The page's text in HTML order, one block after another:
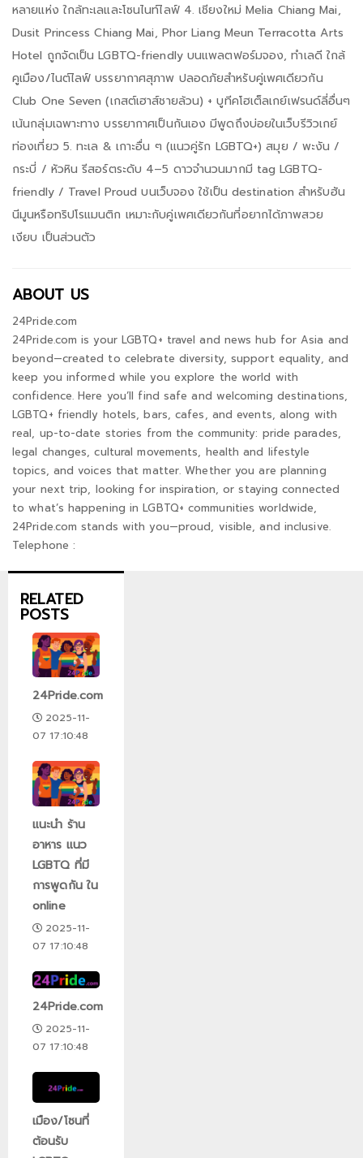
หลายแห่ง ใกล้ทะเลและโซนไนท์ไลฟ์ 4. เชียงใหม่ Melia Chiang Mai,
Dusit Princess Chiang Mai, Phor Liang Meun Terracotta Arts
Hotel ถูกจัดเป็น LGBTQ-friendly บนแพลตฟอร์มจอง, ทำเลดี ใกล้
คูเมือง/ไนต์ไลฟ์ บรรยากาศสุภาพ ปลอดภัยสำหรับคู่เพศเดียวกัน
Club One Seven (เกสต์เฮาส์ชายล้วน) + บูทีคโฮเต็ลเกย์เฟรนด์ลี่อื่นๆ
เน้นกลุ่มเฉพาะทาง บรรยากาศเป็นกันเอง มีพูดถึงบ่อยในเว็บรีวิวเกย์
ท่องเที่ยว 5. ทะเล & เกาะอื่น ๆ (แนวคู่รัก LGBTQ+) สมุย / พะงัน /
กระบี่ / หัวหิน รีสอร์ตระดับ 4–5 ดาวจำนวนมากมี tag LGBTQ-
friendly / Travel Proud บนเว็บจอง ใช้เป็น destination สำหรับฮัน
นีมูนหรือทริปโรแมนติก เหมาะกับคู่เพศเดียวกันที่อยากได้ภาพสวย
เงียบ เป็นส่วนตัว
ABOUT US
24Pride.com
24Pride.com is your LGBTQ+ travel and news hub for Asia and
beyond—created to celebrate diversity, support equality, and
keep you informed while you explore the world with
confidence. Here you’ll find safe and welcoming destinations,
LGBTQ+ friendly hotels, bars, cafes, and events, along with
real, up-to-date stories from the community: pride parades,
legal changes, cultural movements, health and lifestyle
topics, and voices that matter. Whether you are planning
your next trip, looking for inspiration, or staying connected
to what’s happening in LGBTQ+ communities worldwide,
24Pride.com stands with you—proud, visible, and inclusive.
Telephone :
RELATED
POSTS
24Pride.com
2025-11-
07 17:10:48
แนะนำ ร้าน
อาหาร แนว
LGBTQ ที่มี
การพูดกัน ใน
online
2025-11-
07 17:10:48
24Pride.com
2025-11-
07 17:10:48
เมือง/โซนที่
ต้อนรับ